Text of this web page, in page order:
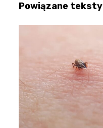
Powiązane teksty